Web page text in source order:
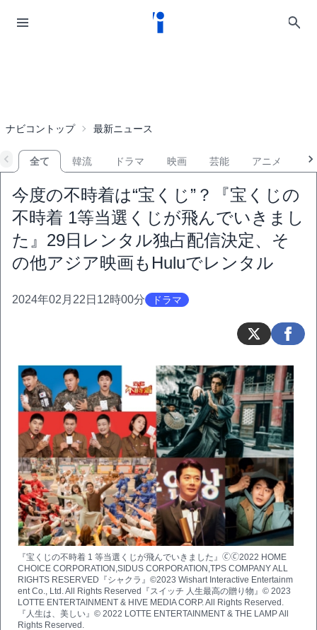
ナビコントップ 最新ニュース
全て 韓流 ドラマ 映画 芸能 アニメ
今度の不時着は“宝くじ”？『宝くじの
不時着 1等当選くじが飛んでいきまし
た』29日レンタル独占配信決定、そ
の他アジア映画もHuluでレンタル
2024年02月22日12時00分 ドラマ
『宝くじの不時着 1 等当選くじが飛んでいきました』🄫🄫2022 HOME
CHOICE CORPORATION,SIDUS CORPORATION,TPS COMPANY ALL
RIGHTS RESERVED『シャクラ』©2023 Wishart Interactive Entertainm
ent Co., Ltd. All Rights Reserved『スイッチ 人生最高の贈り物』© 2023
LOTTE ENTERTAINMENT & HIVE MEDIA CORP. All Rights Reserved.
『人生は、美しい』© 2022 LOTTE ENTERTAINMENT & THE LAMP All
Rights Reserved.